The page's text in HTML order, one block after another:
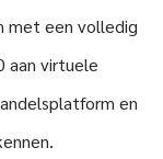
met een volledig
aan virtuele
en